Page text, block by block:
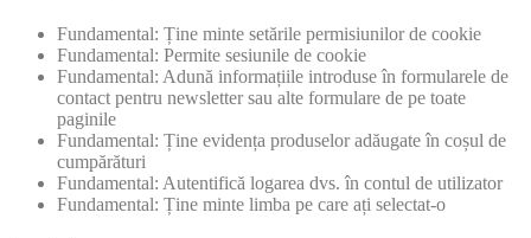
Fundamental: Ține minte setările permisiunilor de cookie
Fundamental: Permite sesiunile de cookie
Fundamental: Adună informațiile introduse în formularele de
contact pentru newsletter sau alte formulare de pe toate
paginile
Fundamental: Ține evidența produselor adăugate în coșul de
cumpărături
Fundamental: Autentifică logarea dvs. în contul de utilizator
Fundamental: Ține minte limba pe care ați selectat-o